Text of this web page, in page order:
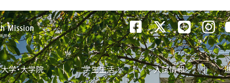
尚絅学院大学
大学・大学院 学生生活 入試情報